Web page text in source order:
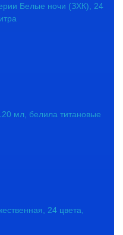
Белые ночи (ЗХК), 24
мл, белила титановые
24 цвета,